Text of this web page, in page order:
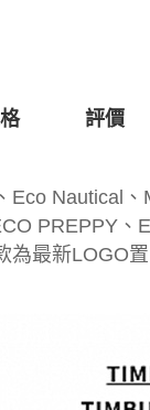
評價
Eco Nautical
PREPPY、
最新LOGO置